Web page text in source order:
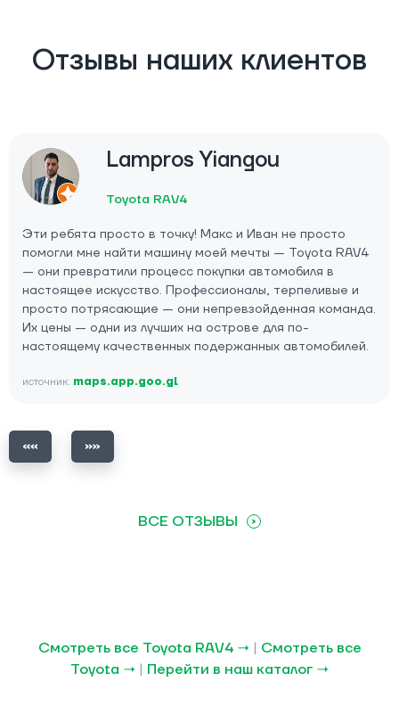
Отзывы наших клиентов
Lampros Yiangou
Toyota RAV4
Эти ребята просто в точку! Макс и Иван не просто
помогли мне найти машину моей мечты — Toyota RAV4
— они превратили процесс покупки автомобиля в
настоящее искусство. Профессионалы, терпеливые и
просто потрясающие — они непревзойденная команда.
Их цены — одни из лучших на острове для по-
настоящему качественных подержанных автомобилей.
источник: maps.app.goo.gl
ВСЕ ОТЗЫВЫ
Смотреть все Toyota RAV4 → | Смотреть все
Toyota → | Перейти в наш каталог →